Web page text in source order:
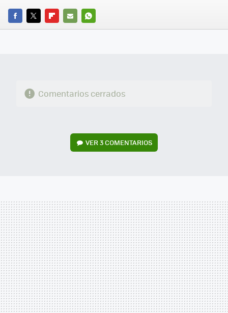
FACEBOOK
TWITTERFLIPBOARD
E-
WHATSAPP
Comentarios cerrados
VER3 COMENTARIOS